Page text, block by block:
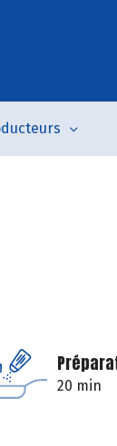
20 min